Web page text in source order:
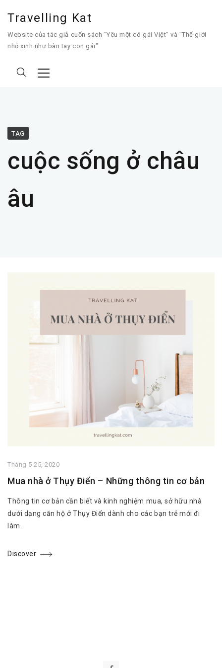
Travelling Kat
Website của tác giả cuốn sách "Yêu một cô gái Việt" và "Thế giới
nhỏ xinh như bàn tay con gái"
TAG
cuộc sống ở châu
âu
Tháng 5 25, 2020
Mua nhà ở Thụy Điển – Những thông tin cơ bản
Thông tin cơ bản cần biết và kinh nghiệm mua, sở hữu nhà
dưới dạng căn hộ ở Thụy Điển dành cho các bạn trẻ mới đi
làm.
Discover